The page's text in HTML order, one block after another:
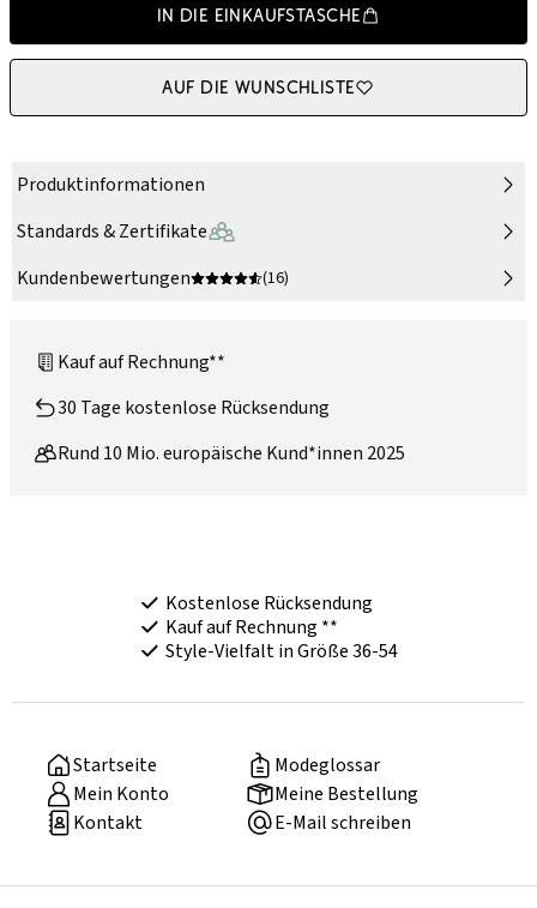
In die Einkaufstasche
Auf die Wunschliste
Produktinformationen
Standards & Zertifikate
Kundenbewertungen
(16)
Kauf auf Rechnung**
30 Tage kostenlose Rücksendung
Rund 10 Mio. europäische Kund*innen 2025
Kostenlose Rücksendung
Kauf auf Rechnung **
Style-Vielfalt in Größe 36-54
Startseite
Modeglossar
Mein Konto
Meine Bestellung
Kontakt
E-Mail schreiben